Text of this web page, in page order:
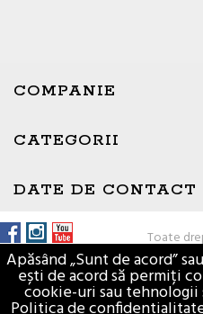
COMPANIE
CATEGORII
DATE DE CONTACT
Toate
Apăsând „Sunt de acord”
ești de acord să permiți
cookie-uri sau
Buna ziua, Suntem aici sa va